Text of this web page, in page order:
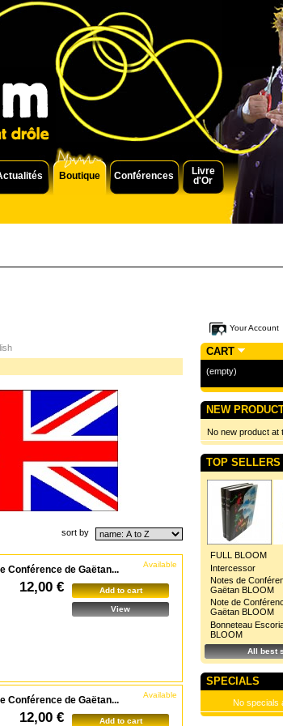
Boutique Conférences
Livre
d'Or
Your Account
sort by
Available
Conférence de Gaëtan...
12,00 € Add to cart
View
Available
Conférence de Gaëtan...
12,00 € Add to cart
CART
(empty)
NEW
No new product at
TOP SELLERS
FULL BLOOM
Intercessor
Notes de
Gaëtan BLOOM
Note de
Gaëtan BLOOM
Bonneteau
BLOOM
All best
SPECIALS
No specials